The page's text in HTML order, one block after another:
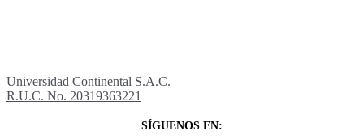
Universidad Continental S.A.C.
R.U.C. No. 20319363221
SÍGUENOS EN: